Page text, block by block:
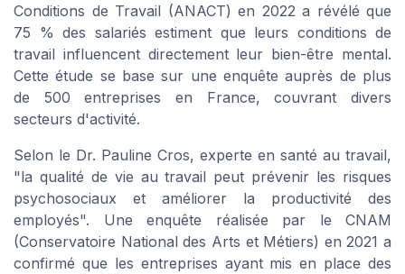
Conditions de Travail (ANACT) en 2022 a révélé que
75 % des salariés estiment que leurs conditions de
travail influencent directement leur bien-être mental.
Cette étude se base sur une enquête auprès de plus
de 500 entreprises en France, couvrant divers
secteurs d'activité.
Selon le Dr. Pauline Cros, experte en santé au travail,
"la qualité de vie au travail peut prévenir les risques
psychosociaux et améliorer la productivité des
employés". Une enquête réalisée par le CNAM
(Conservatoire National des Arts et Métiers) en 2021 a
confirmé que les entreprises ayant mis en place des